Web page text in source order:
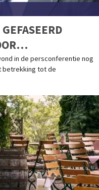
in de persconferentie nog
betrekking tot de